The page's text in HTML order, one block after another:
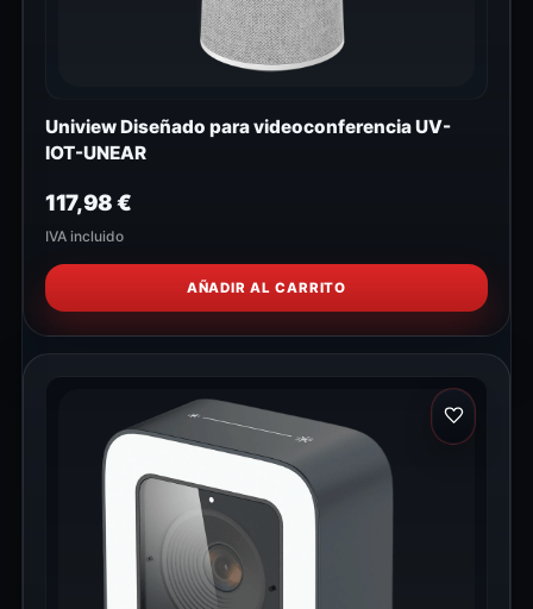
Uniview Diseñado para videoconferencia UV-
IOT-UNEAR
117,98€
IVA incluido
AÑADIR AL CARRITO